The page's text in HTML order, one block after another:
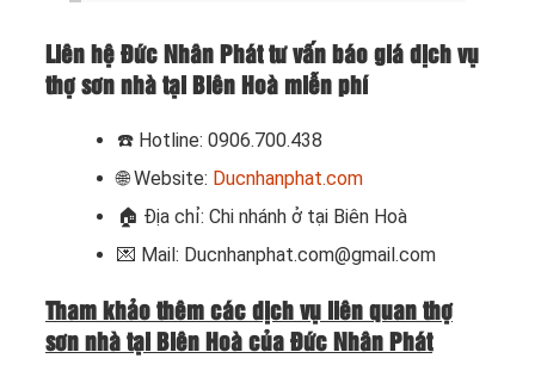
Liên hệ Đức Nhân Phát tư vấn báo giá dịch vụ
thợ sơn nhà tại Biên Hoà miễn phí
☎️ Hotline: 0906.700.438
🌐 Website: Ducnhanphat.com
🏠 Địa chỉ: Chi nhánh ở tại Biên Hoà
💌 Mail: Ducnhanphat.com@gmail.com
Tham khảo thêm các dịch vụ liên quan thợ
sơn nhà tại Biên Hoà của Đức Nhân Phát